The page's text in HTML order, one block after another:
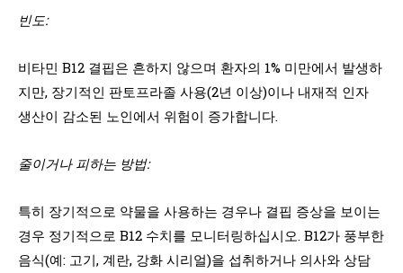
빈도:
비타민 B12 결핍은 흔하지 않으며 환자의 1% 미만에서 발생하
지만, 장기적인 판토프라졸 사용(2년 이상)이나 내재적 인자
생산이 감소된 노인에서 위험이 증가합니다.
줄이거나 피하는 방법:
특히 장기적으로 약물을 사용하는 경우나 결핍 증상을 보이는
경우 정기적으로 B12 수치를 모니터링하십시오. B12가 풍부한
음식(예: 고기, 계란, 강화 시리얼)을 섭취하거나 의사와 상담